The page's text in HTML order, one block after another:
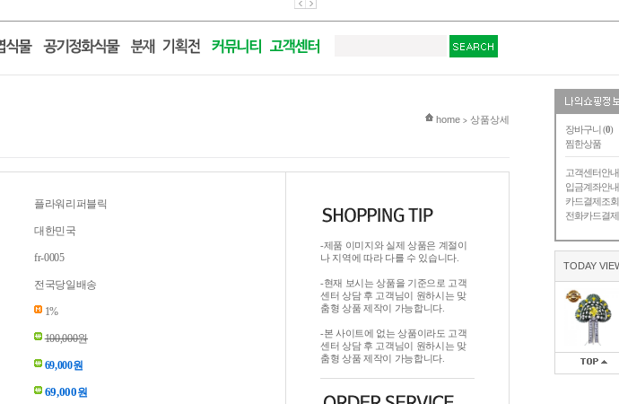
장바구니 (0)
찜한상품
고객센터안내
입금계좌안내
카드결제조회
전화카드결제
TODAY
현재 위치
home > 상품상세
플라워리퍼블릭
대한민국
fr-0005
전국당일배송
1%
100,000원
69,000원
69,000원
-제품 이미지와 실제 상품은 계절이
나 지역에 따라 다를 수 있습니다.
-현재 보시는 상품을 기준으로 고객
센터 상담 후 고객님이 원하시는 맞
춤형 상품 제작이 가능합니다.
-본 사이트에 없는 상품이라도 고객
센터 상담 후 고객님이 원하시는 맞
춤형 상품 제작이 가능합니다.